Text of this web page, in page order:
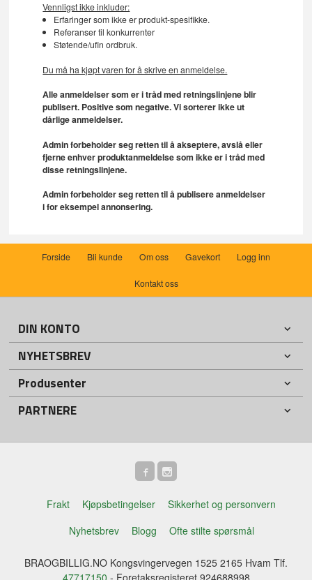
Vennligst ikke inkluder:
Erfaringer som ikke er produkt-spesifikke.
Referanser til konkurrenter
Støtende/ufin ordbruk.
Du må ha kjøpt varen for å skrive en anmeldelse.
Alle anmeldelser som er i tråd med retningslinjene blir
publisert. Positive som negative. Vi sorterer ikke ut
dårlige anmeldelser.
Admin forbeholder seg retten til å akseptere, avslå eller
fjerne enhver produktanmeldelse som ikke er i tråd med
disse retningslinjene.
Admin forbeholder seg retten til å publisere anmeldelser
i for eksempel annonsering.
Forside Bli kunde Om oss Gavekort Logg inn
Kontakt oss
DIN KONTO
NYHETSBREV
Produsenter
PARTNERE
Frakt Kjøpsbetingelser
Sikkerhet og personvern
Nyhetsbrev
Blogg Ofte stilte spørsmål
BRAOGBILLIG.NO Kongsvingervegen 1525 2165 Hvam Tlf.